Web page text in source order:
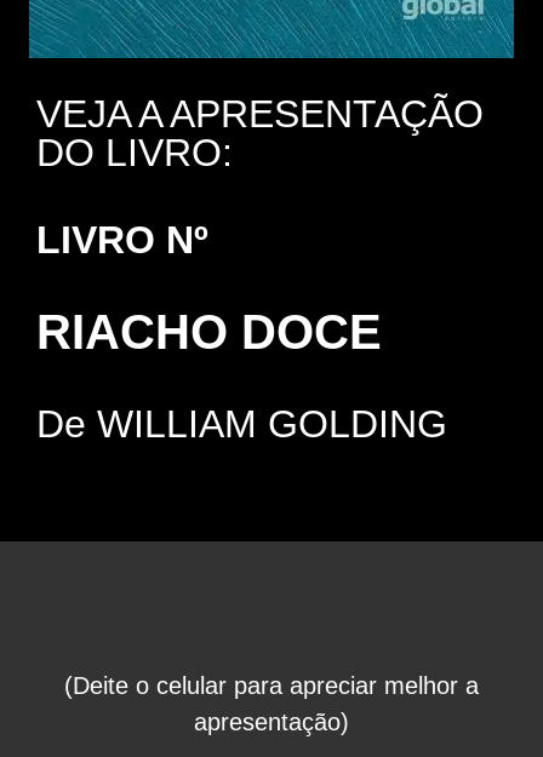
VEJA A APRESENTAÇÃO
DO LIVRO:
LIVRO Nº
RIACHO DOCE
De WILLIAM GOLDING
(Deite o celular para apreciar melhor a
apresentação)